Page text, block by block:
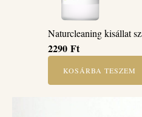
Naturcleaning kisállat
2290 Ft
KOSÁRBA TESZEM